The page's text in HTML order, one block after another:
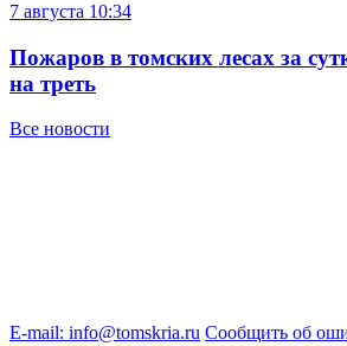
7 августа 10:34
Пожаров в томских лесах за
на треть
Все новости
E-mail: info@tomskria.ru Сообщить об